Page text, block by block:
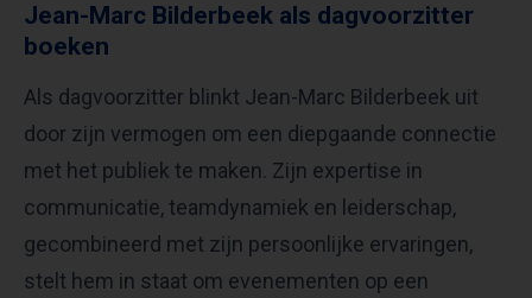
Jean-Marc Bilderbeek als dagvoorzitter
boeken
Als dagvoorzitter blinkt Jean-Marc Bilderbeek uit
door zijn vermogen om een diepgaande connectie
met het publiek te maken. Zijn expertise in
communicatie, teamdynamiek en leiderschap,
gecombineerd met zijn persoonlijke ervaringen,
stelt hem in staat om evenementen op een